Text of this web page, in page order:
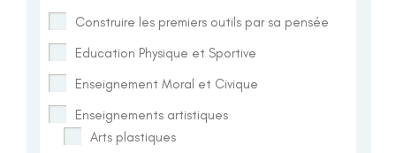
Construire les premiers outils par sa pensée
Education Physique et Sportive
Enseignement Moral et Civique
Enseignements artistiques
Arts plastiques